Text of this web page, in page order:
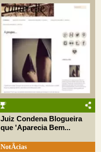
Juiz Condena Blogueira
que 'Aparecia Bem...
NotÃ­cias